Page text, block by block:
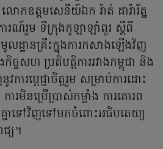
លោកឧត្តមសេនីយ៍ឯក រ៉ាត់ ដារ៉ារ័ត្ន
ារណ៍រួម ទីក្រុងកូឡាឡាំពួរ ស្តីពី
លដ្ឋានគ្រឹះក្នុងការកសាងឡើងវិញ
ច្ចសហ ប្រតិបត្តិការរវាងកម្ពុជា និង
រប្តេជ្ញាចិត្តរួម សម្រាប់ការដោះ
រមិនប្រើប្រាស់កម្លាំង ការគោរព
គ្នាទៅវិញទៅមកចំពោះអធិបតេយ្យ
យ។